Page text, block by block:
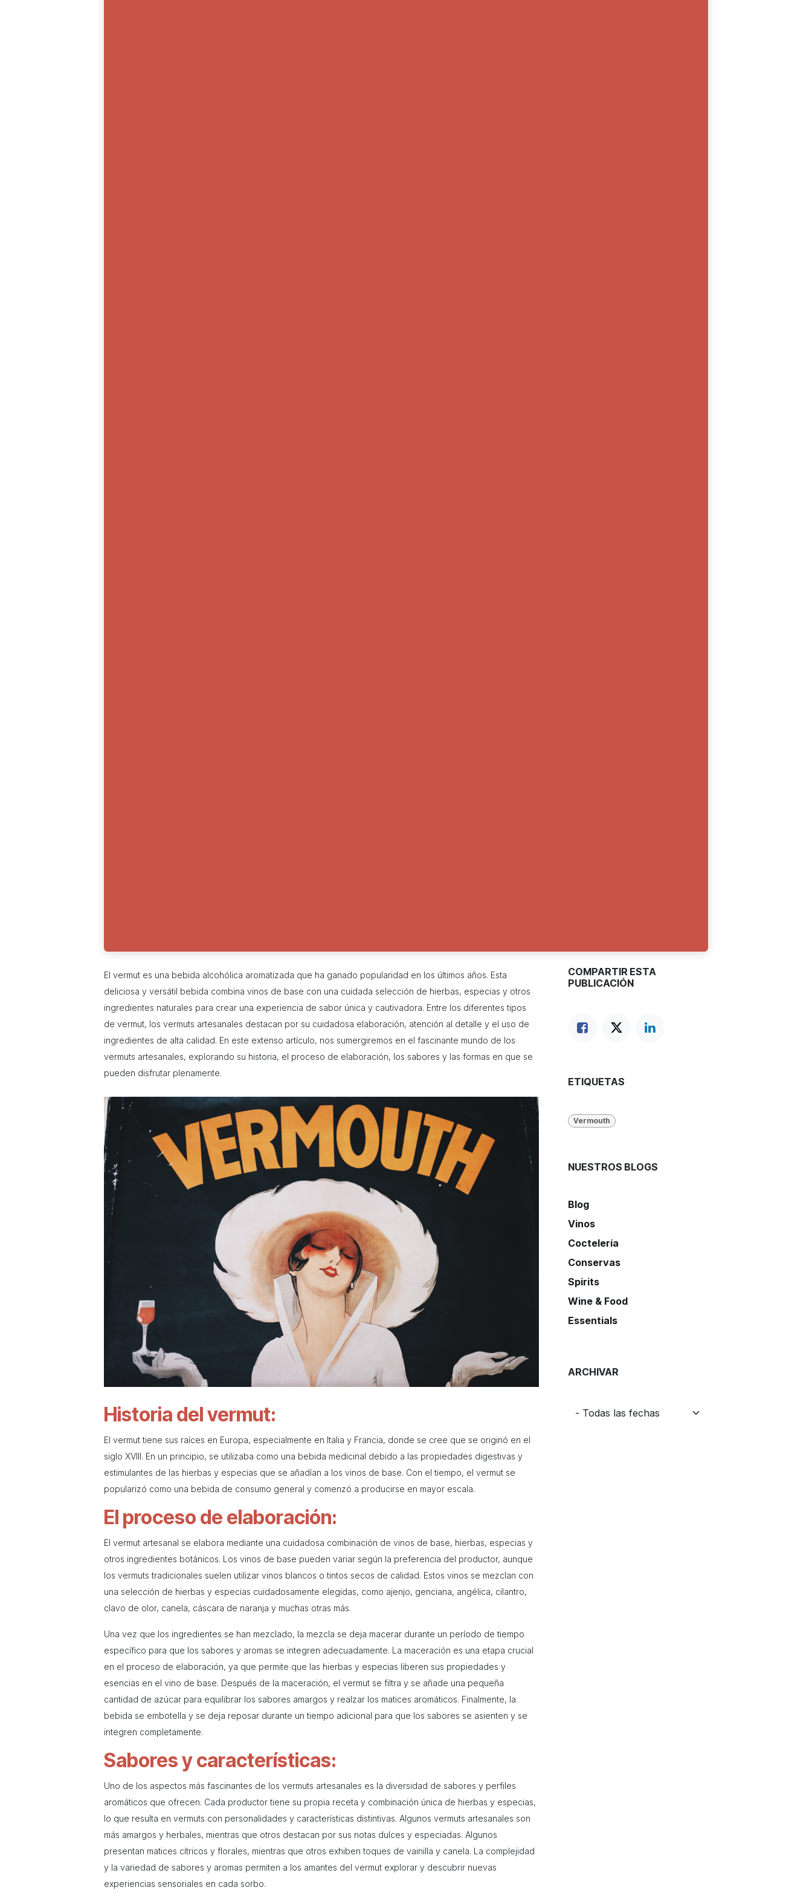
El vermut es una bebida alcohólica aromatizada que ha ganado popularidad en los últimos años. Esta
deliciosa y versátil bebida combina vinos de base con una cuidada selección de hierbas, especias y otros
ingredientes naturales para crear una experiencia de sabor única y cautivadora. Entre los diferentes tipos
de vermut, los vermuts artesanales destacan por su cuidadosa elaboración, atención al detalle y el uso de
ingredientes de alta calidad. En este extenso artículo, nos sumergiremos en el fascinante mundo de los
vermuts artesanales, explorando su historia, el proceso de elaboración, los sabores y las formas en que se
pueden disfrutar plenamente.
Historia del vermut:
El vermut tiene sus raíces en Europa, especialmente en Italia y Francia, donde se cree que se originó en el
siglo XVIII. En un principio, se utilizaba como una bebida medicinal debido a las propiedades digestivas y
estimulantes de las hierbas y especias que se añadían a los vinos de base. Con el tiempo, el vermut se
popularizó como una bebida de consumo general y comenzó a producirse en mayor escala.
El proceso de elaboración:
El vermut artesanal se elabora mediante una cuidadosa combinación de vinos de base, hierbas, especias y
otros ingredientes botánicos. Los vinos de base pueden variar según la preferencia del productor, aunque
los vermuts tradicionales suelen utilizar vinos blancos o tintos secos de calidad. Estos vinos se mezclan con
una selección de hierbas y especias cuidadosamente elegidas, como ajenjo, genciana, angélica, cilantro,
clavo de olor, canela, cáscara de naranja y muchas otras más.
Una vez que los ingredientes se han mezclado, la mezcla se deja macerar durante un período de tiempo
específico para que los sabores y aromas se integren adecuadamente. La maceración es una etapa crucial
en el proceso de elaboración, ya que permite que las hierbas y especias liberen sus propiedades y
esencias en el vino de base. Después de la maceración, el vermut se filtra y se añade una pequeña
cantidad de azúcar para equilibrar los sabores amargos y realzar los matices aromáticos. Finalmente, la
bebida se embotella y se deja reposar durante un tiempo adicional para que los sabores se asienten y se
integren completamente.
Sabores y características:
Uno de los aspectos más fascinantes de los vermuts artesanales es la diversidad de sabores y perfiles
aromáticos que ofrecen. Cada productor tiene su propia receta y combinación única de hierbas y especias,
lo que resulta en vermuts con personalidades y características distintivas. Algunos vermuts artesanales son
más amargos y herbales, mientras que otros destacan por sus notas dulces y especiadas. Algunos
presentan matices cítricos y florales, mientras que otros exhiben toques de vainilla y canela. La complejidad
y la variedad de sabores y aromas permiten a los amantes del vermut explorar y descubrir nuevas
experiencias sensoriales en cada sorbo.
COMPARTIR ESTA
PUBLICACIÓN
ETIQUETAS
Vermouth
NUESTROS BLOGS
Blog
Vinos
Coctelería
Conservas
Spirits
Wine & Food
Essentials
ARCHIVAR